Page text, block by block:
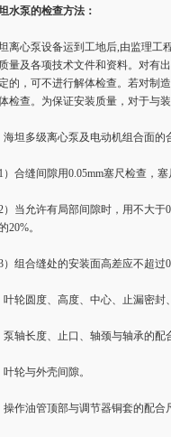
水泵的检查方法：
心泵设备运到工地后,由监理工程
量及各项技术文件和资料。对有
的，可不进行解体检查。若对制
检查。为保证安装质量，对于与
多级离心泵及电动机组合面的
缝间隙用0.05mm塞尺检查，塞
允许有局部间隙时，用不大于
20%。
合缝处的安装面高差应不超过
圆度、高度、中心、止漏密封
长度、止口、轴颈与轴承的配
与外壳间隙。
油管顶部与调节器铜套的配合